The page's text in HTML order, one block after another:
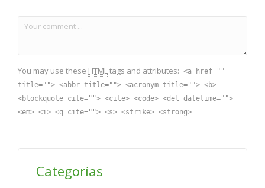
You may use these HTMLtags and attributes: <a href=""
title=""> <abbr title=""> <acronym title=""> <b>
<blockquote cite=""> <cite> <code> <del datetime="">
<em> <i> <q cite=""> <s> <strike> <strong>
Categorías